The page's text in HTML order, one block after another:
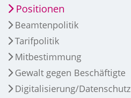
Positionen
Beamtenpolitik
Tarifpolitik
Mitbestimmung
Gewalt gegen Beschäftigte
Digitalisierung/Datenschutz